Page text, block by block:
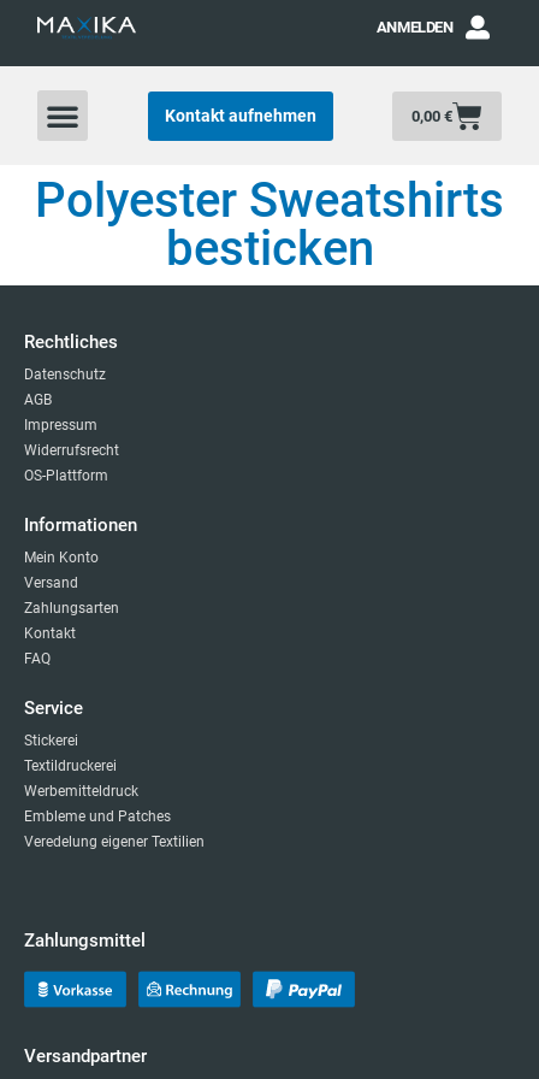
ANMELDEN
Kontakt aufnehmen 0,00 €
Polyester Sweatshirts
besticken
Rechtliches
Datenschutz
AGB
Impressum
Widerrufsrecht
OS-Plattform
Informationen
Mein Konto
Versand
Zahlungsarten
Kontakt
FAQ
Service
Stickerei
Textildruckerei
Werbemitteldruck
Embleme und Patches
Veredelung eigener Textilien
Zahlungsmittel
Versandpartner